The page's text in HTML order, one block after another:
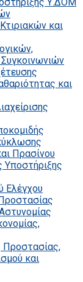
και
και
Πρασίνου
Υποστήριξης
Ελέγχου
Προστασίας,
και